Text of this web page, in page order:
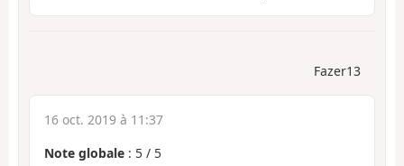
Fazer13
16 oct. 2019 à 11:37
Note globale : 5 / 5